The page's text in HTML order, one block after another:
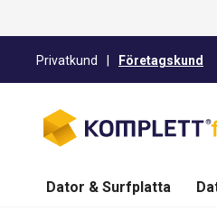
Privatkund Företagskund
Dator & Surfplatta